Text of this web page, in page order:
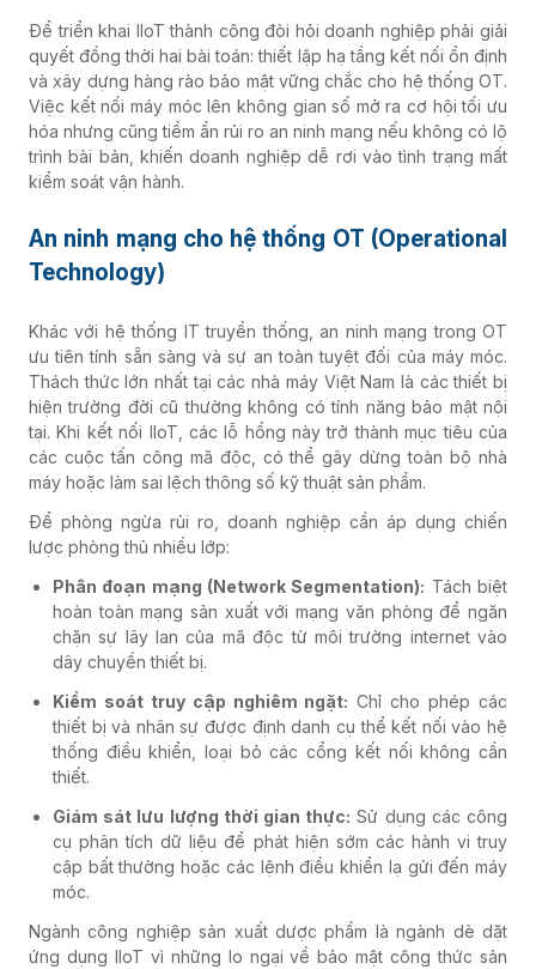
Để triển khai IIoT thành công đòi hỏi doanh nghiệp phải giải
quyết đồng thời hai bài toán: thiết lập hạ tầng kết nối ổn định
và xây dựng hàng rào bảo mật vững chắc cho hệ thống OT.
Việc kết nối máy móc lên không gian số mở ra cơ hội tối ưu
hóa nhưng cũng tiềm ẩn rủi ro an ninh mạng nếu không có lộ
trình bài bản, khiến doanh nghiệp dễ rơi vào tình trạng mất
kiểm soát vận hành.
An ninh mạng cho hệ thống OT (Operational
Technology)
Khác với hệ thống IT truyền thống, an ninh mạng trong OT
ưu tiên tính sẵn sàng và sự an toàn tuyệt đối của máy móc.
Thách thức lớn nhất tại các nhà máy Việt Nam là các thiết bị
hiện trường đời cũ thường không có tính năng bảo mật nội
tại. Khi kết nối IIoT, các lỗ hổng này trở thành mục tiêu của
các cuộc tấn công mã độc, có thể gây dừng toàn bộ nhà
máy hoặc làm sai lệch thông số kỹ thuật sản phẩm.
Để phòng ngừa rủi ro, doanh nghiệp cần áp dụng chiến
lược phòng thủ nhiều lớp:
Phân đoạn mạng (Network Segmentation): Tách biệt
hoàn toàn mạng sản xuất với mạng văn phòng để ngăn
chặn sự lây lan của mã độc từ môi trường internet vào
dây chuyền thiết bị.
Kiểm soát truy cập nghiêm ngặt: Chỉ cho phép các
thiết bị và nhân sự được định danh cụ thể kết nối vào hệ
thống điều khiển, loại bỏ các cổng kết nối không cần
thiết.
Giám sát lưu lượng thời gian thực: Sử dụng các công
cụ phân tích dữ liệu để phát hiện sớm các hành vi truy
cập bất thường hoặc các lệnh điều khiển lạ gửi đến máy
móc.
Ngành công nghiệp sản xuất dược phẩm là ngành dè dặt
ứng dụng IIoT vì những lo ngại về bảo mật công thức sản